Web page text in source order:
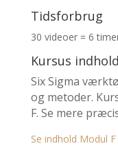
Tidsforbrug
30 videoer = 6
Kursus indhold
Six Sigma
og metoder.
F. Se mere
Se indhold Modul